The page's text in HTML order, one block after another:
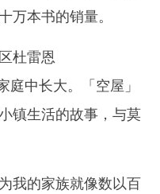
万本书的销量。
杜雷恩
庭中长大。「空屋」
镇生活的故事，与莫
我的家族就像数以百